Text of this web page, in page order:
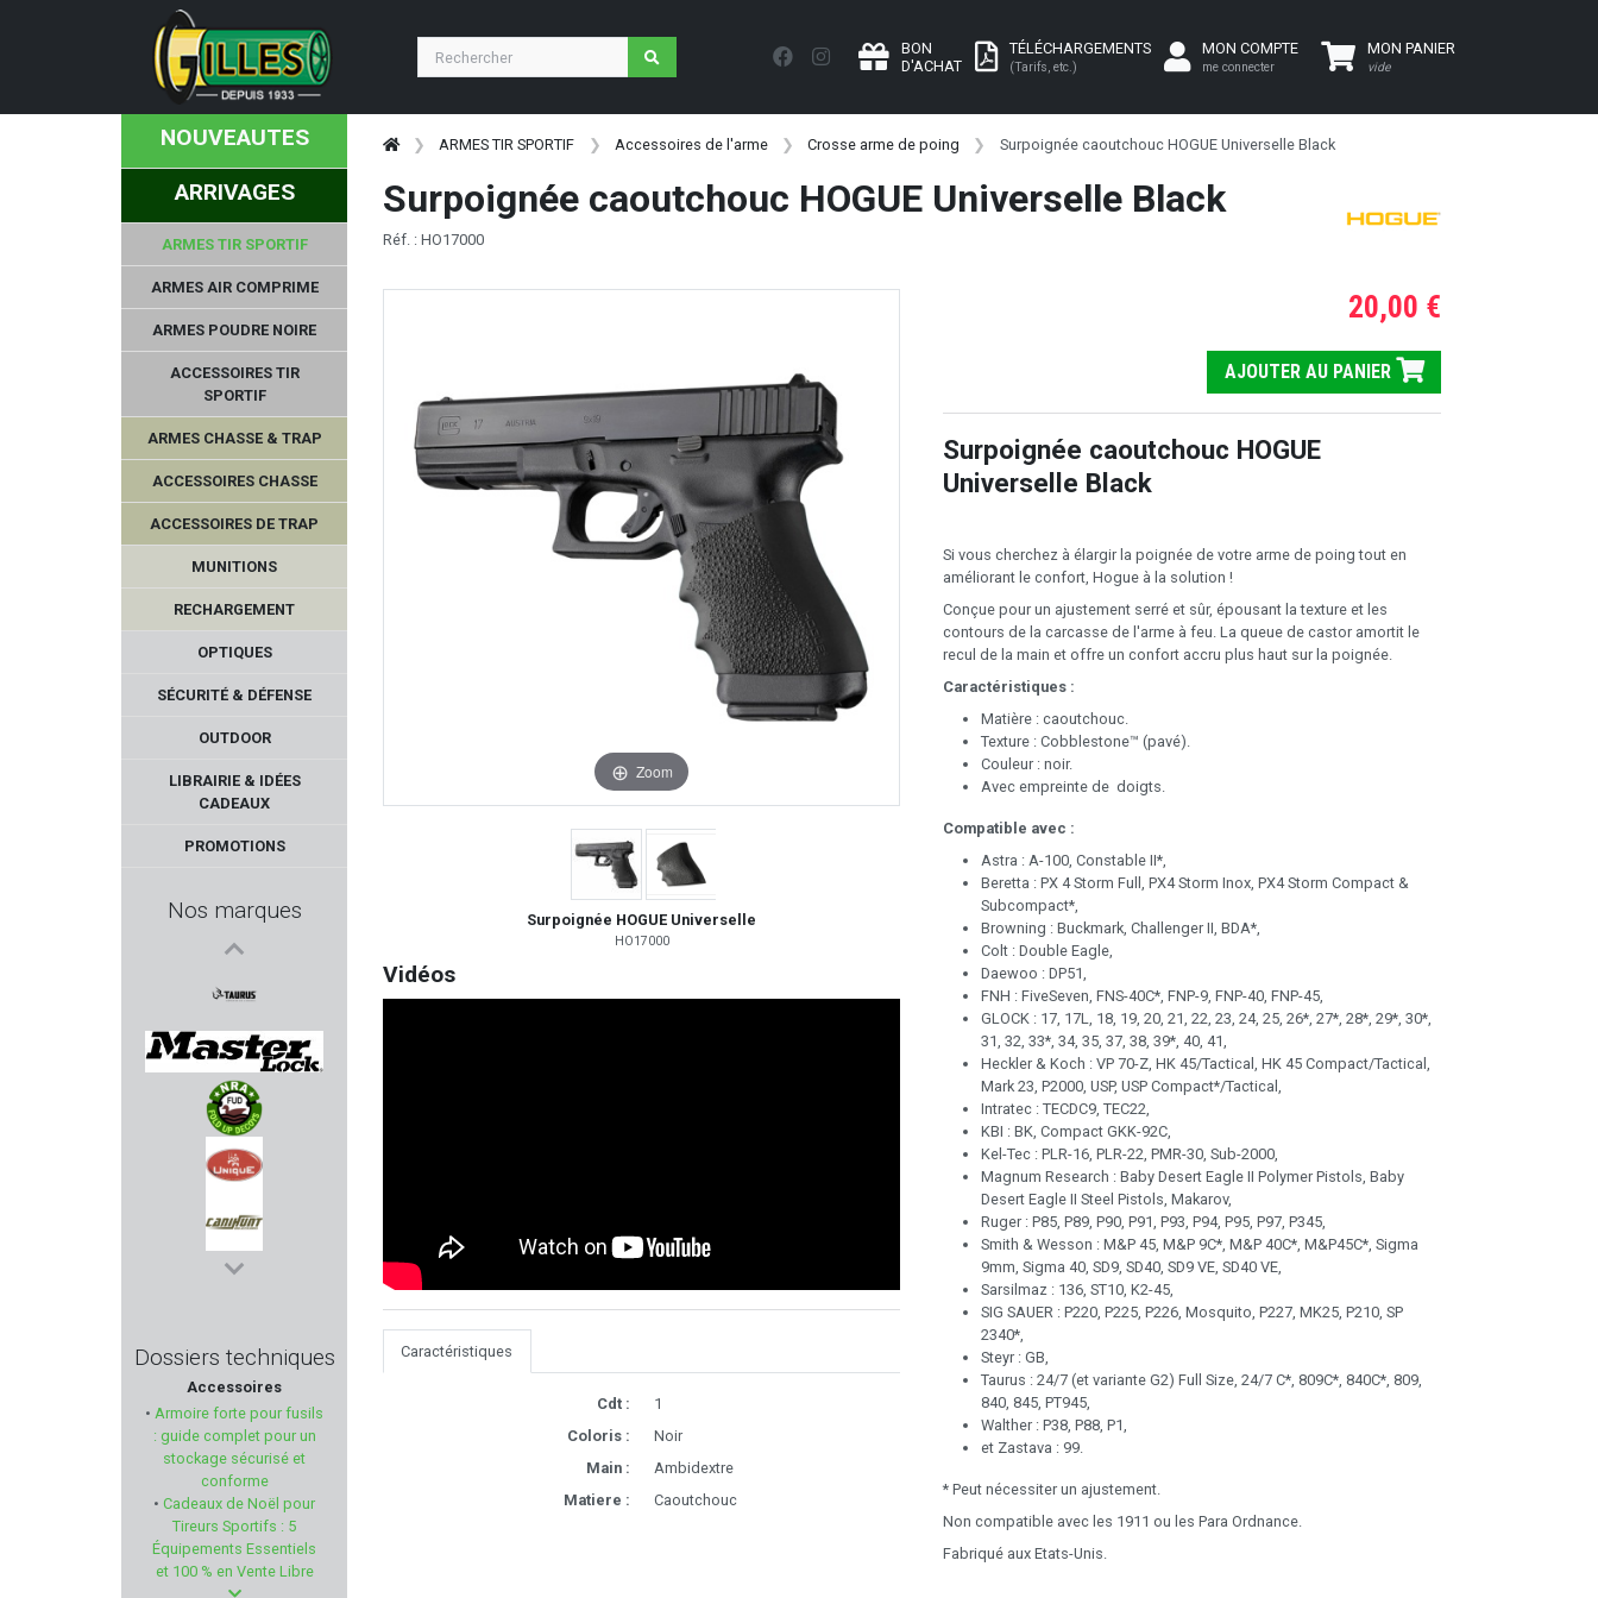
BON
D'ACHAT
TÉLÉCHARGEMENTS
(Tarifs, etc.)
MON COMPTE
me connecter
MON PANIER
vide
NOUVEAUTES
ARRIVAGES
ARMES TIR SPORTIF
ARMES AIR COMPRIME
ARMES POUDRE NOIRE
ACCESSOIRES TIR
SPORTIF
ARMES CHASSE & TRAP
ACCESSOIRES CHASSE
ACCESSOIRES DE TRAP
MUNITIONS
RECHARGEMENT
OPTIQUES
SÉCURITÉ & DÉFENSE
OUTDOOR
LIBRAIRIE & IDÉES
CADEAUX
PROMOTIONS
Nos marques
NORMA
GUARDIAN ANGEL
PERAZZI
GEISSELE AUTOMATICS
TAURUS
MASTER-LOCK
NRA-FUD
UNIQUE
CANIHUNT
TIMNEY TRIGGER
HOPPES
ARMENET
IMPALA PLUS
Dossiers techniques
Accessoires
• Armoire forte pour fusils
: guide complet pour un
stockage sécurisé et
conforme
• Cadeaux de Noël pour
Tireurs Sportifs : 5
Équipements Essentiels
et 100 % en Vente Libre
ARMES TIR SPORTIF Accessoires de l'arme Crosse arme de poing Surpoignée caoutchouc HOGUE Universelle Black
Surpoignée caoutchouc HOGUE Universelle Black
Réf. : HO17000
Zoom
Surpoignée HOGUE Universelle
HO17000
Vidéos
Caractéristiques
Cdt :
1
Coloris :
Noir
Main :
Ambidextre
Matiere :
Caoutchouc
20,00 €
AJOUTER AU PANIER
Surpoignée caoutchouc HOGUE
Universelle Black
Si vous cherchez à élargir la poignée de votre arme de poing tout en
améliorant le confort, Hogue à la solution !
Conçue pour un ajustement serré et sûr, épousant la texture et les
contours de la carcasse de l'arme à feu. La queue de castor amortit le
recul de la main et offre un confort accru plus haut sur la poignée.
Caractéristiques :
Matière : caoutchouc.
Texture : Cobblestone™ (pavé).
Couleur : noir.
Avec empreinte de doigts.
Compatible avec :
Astra : A-100, Constable II*,
Beretta : PX 4 Storm Full, PX4 Storm Inox, PX4 Storm Compact &
Subcompact*,
Browning : Buckmark, Challenger II, BDA*,
Colt : Double Eagle,
Daewoo : DP51,
FNH : FiveSeven, FNS-40C*, FNP-9, FNP-40, FNP-45,
GLOCK : 17, 17L, 18, 19, 20, 21, 22, 23, 24, 25, 26*, 27*, 28*, 29*, 30*,
31, 32, 33*, 34, 35, 37, 38, 39*, 40, 41,
Heckler & Koch : VP 70-Z, HK 45/Tactical, HK 45 Compact/Tactical,
Mark 23, P2000, USP, USP Compact*/Tactical,
Intratec : TECDC9, TEC22,
KBI : BK, Compact GKK-92C,
Kel-Tec : PLR-16, PLR-22, PMR-30, Sub-2000,
Magnum Research : Baby Desert Eagle II Polymer Pistols, Baby
Desert Eagle II Steel Pistols, Makarov,
Ruger : P85, P89, P90, P91, P93, P94, P95, P97, P345,
Smith & Wesson : M&P 45, M&P 9C*, M&P 40C*, M&P45C*, Sigma
9mm, Sigma 40, SD9, SD40, SD9 VE, SD40 VE,
Sarsilmaz : 136, ST10, K2-45,
SIG SAUER : P220, P225, P226, Mosquito, P227, MK25, P210, SP
2340*,
Steyr : GB,
Taurus : 24/7 (et variante G2) Full Size, 24/7 C*, 809C*, 840C*, 809,
840, 845, PT945,
Walther : P38, P88, P1,
et Zastava : 99.
* Peut nécessiter un ajustement.
Non compatible avec les 1911 ou les Para Ordnance.
Fabriqué aux Etats-Unis.